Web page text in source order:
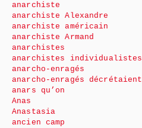
anarchiste
anarchiste Alexandre
anarchiste américain
anarchiste Armand
anarchistes
anarchistes individualistes
anarcho-enragés
anarcho-enragés décrétaient
anars qu’on
Anas
Anastasia
ancien camp